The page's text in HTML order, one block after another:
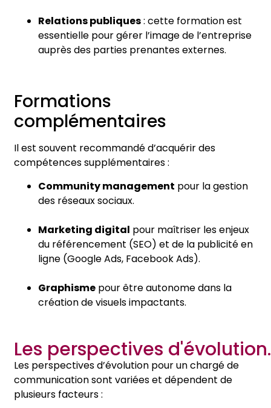
Relations publiques: cette formation est
essentielle pour gérer l’image de l’entreprise
auprès des parties prenantes externes.
Formations
complémentaires
Il est souvent recommandé d’acquérir des
compétences supplémentaires :
Community management pour la gestion
des réseaux sociaux.
Marketing digital pour maîtriser les enjeux
du référencement (SEO) et de la publicité en
ligne (Google Ads, Facebook Ads).
Graphisme pour être autonome dans la
création de visuels impactants.
Les perspectives d'évolution.
Les perspectives d’évolution pour un chargé de
communication sont variées et dépendent de
plusieurs facteurs :